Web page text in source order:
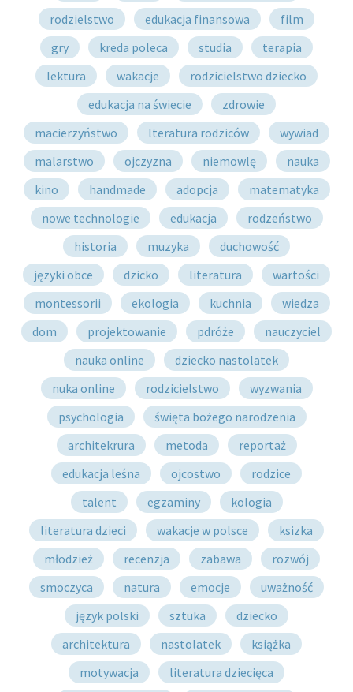
rodzielstwo
edukacja finansowa
film
gry
kreda poleca studia
terapia
lektura
wakacje
rodzicielstwo dziecko
edukacja na świecie
zdrowie
macierzyństwo
lteratura rodziców
wywiad
malarstwo
ojczyzna niemowlę
nauka
kino
handmade adopcja
matematyka
nowe technologie
edukacja
rodzeństwo
historia
muzyka
duchowość
języki obce
dzicko literatura
wartości
montessorii
ekologia kuchnia
wiedza
dom
projektowanie pdróże
nauczyciel
nauka online
dziecko nastolatek
nuka online
rodzicielstwo
wyzwania
psychologia
święta bożego narodzenia
architekrura
metoda
reportaż
edukacja leśna
ojcostwo
rodzice
talent
egzaminy
kologia
literatura dzieci
wakacje w polsce
ksizka
młodzież
recenzja zabawa
rozwój
smoczyca
natura emocje
uważność
język polski
sztuka
dziecko
architektura
nastolatek
książka
motywacja
literatura dziecięca